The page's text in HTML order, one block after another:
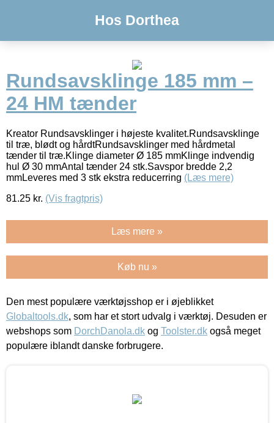
Hos Dorthea
Rundsavsklinge 185 mm –
24 HM tænder
Kreator Rundsavsklinger i højeste kvalitet.Rundsavsklinge
til træ, blødt og hårdtRundsavsklinger med hårdmetal
tænder til træ.Klinge diameter Ø 185 mmKlinge indvendig
hul Ø 30 mmAntal tænder 24 stk.Savspor bredde 2,2
mmLeveres med 3 stk ekstra reducerring (Læs mere)
81.25 kr. (Vis fragtpris)
Læs mere »
Køb nu »
Den mest populære værktøjsshop er i øjeblikket
Globaltools.dk, som har et stort udvalg i værktøj. Desuden er
webshops som DorchDanola.dk og Toolster.dk også meget
populære iblandt danske forbrugere.